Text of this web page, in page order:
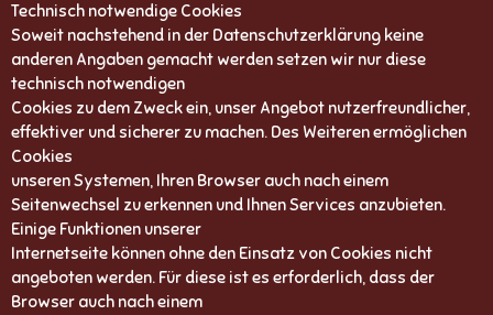
Technisch notwendige Cookies
Soweit nachstehend in der Datenschutzerklärung keine
anderen Angaben gemacht werden setzen wir nur diese
technisch notwendigen
Cookies zu dem Zweck ein, unser Angebot nutzerfreundlicher,
effektiver und sicherer zu machen. Des Weiteren ermöglichen
Cookies
unseren Systemen, Ihren Browser auch nach einem
Seitenwechsel zu erkennen und Ihnen Services anzubieten.
Einige Funktionen unserer
Internetseite können ohne den Einsatz von Cookies nicht
angeboten werden. Für diese ist es erforderlich, dass der
Browser auch nach einem